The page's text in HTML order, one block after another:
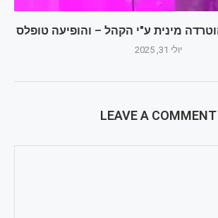
מינית ע"י הקהל – והופיעה טופלס
יולי 31, 2025
LEAVE A COMMENT